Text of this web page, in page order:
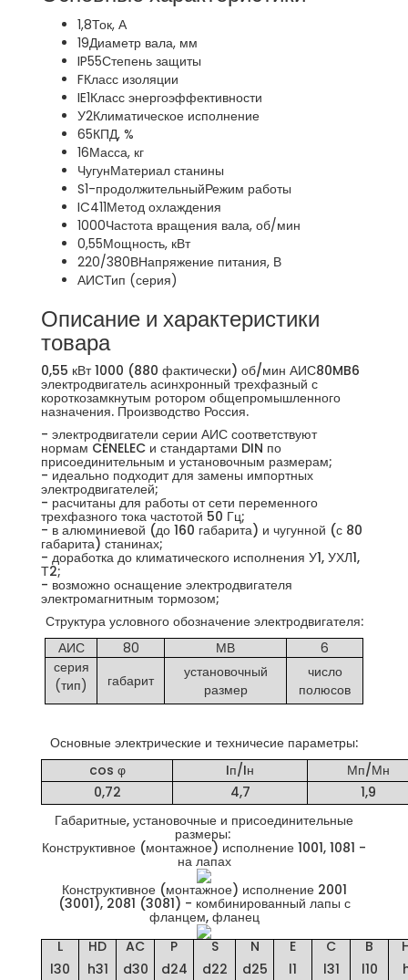
1,8Ток, А
19Диаметр вала, мм
IP55Степень защиты
FКласс изоляции
IE1Класс энергоэффективности
У2Климатическое исполнение
65КПД, %
16Масса, кг
ЧугунМатериал станины
S1-продолжительныйРежим работы
IC411Метод охлаждения
1000Частота вращения вала, об/мин
0,55Мощность, кВт
220/380ВНапряжение питания, В
АИСТип (серия)
Описание и характеристики
товара
0,55 кВт 1000 (880 фактически) об/мин АИС80MB6
электродвигатель асинхронный трехфазный с
короткозамкнутым ротором общепромышленного
назначения. Производство Россия.
- электродвигатели серии АИС соответствуют
нормам CENELEC и стандартами DIN по
присоединительным и установочным размерам;
- идеально подходит для замены импортных
электродвигателей;
- расчитаны для работы от сети переменного
трехфазного тока частотой 50 Гц;
- в алюминиевой (до 160 габарита) и чугунной (с 80
габарита) станинах;
- доработка до климатического исполнения У1, УХЛ1,
Т2;
- возможно оснащение электродвигателя
электромагнитным тормозом;
Структура условного обозначение электродвигателя:
АИС
80 МВ
6
серия
(тип)
габарит
установочный
размер
число
полюсов
Основные электрические и техничесие параметры:
cos φ
Iп/Iн
Мп/Мн
0,72
4,7
1,9
Габаритные, установочные и присоединительные
размеры:
Конструктивное (монтажное) исполнение 1001, 1081 -
на лапах
Конструктивное (монтажное) исполнение 2001
(3001), 2081 (3081) - комбинированный лапы с
фланцем, фланец
L
l30
HD
h31
AC
d30
P
d24
S
d22
N
d25
E
l1
C
l31
B
l10